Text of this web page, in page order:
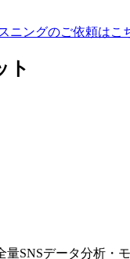
ニングのご依頼はこ
ト
SNSデータ分析・